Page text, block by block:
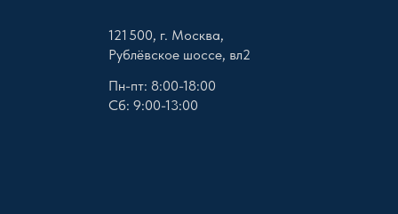
121 500, г. Москва,
Рублёвское шоссе, вл2
Пн-пт: 8:00-18:00
Сб: 9:00-13:00